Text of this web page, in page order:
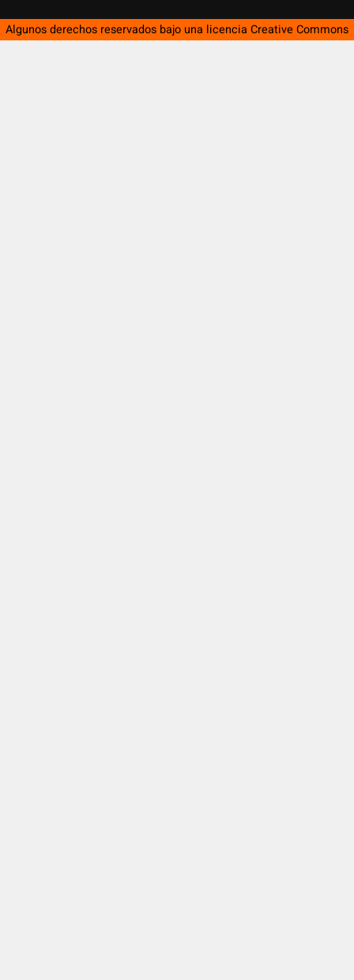
Algunos derechos reservados bajo una licencia Creative Commons